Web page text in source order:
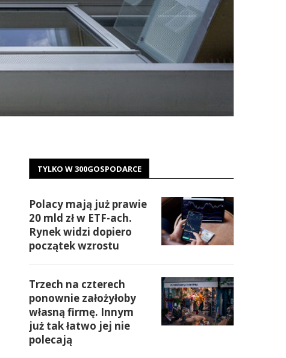
TYLKO W 300GOSPODARCE
Polacy mają już prawie
20 mld zł w ETF-ach.
Rynek widzi dopiero
początek wzrostu
Trzech na czterech
ponownie założyłoby
własną firmę. Innym
już tak łatwo jej nie
polecają